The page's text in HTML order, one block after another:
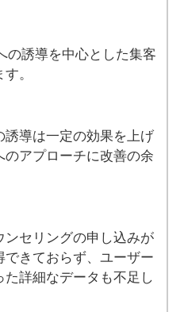
の誘導を中心とした集客
。
誘導は一定の効果を上げ
アプローチに改善の余
ンセリングの申し込みが
きておらず、ユーザー
詳細なデータも不足し